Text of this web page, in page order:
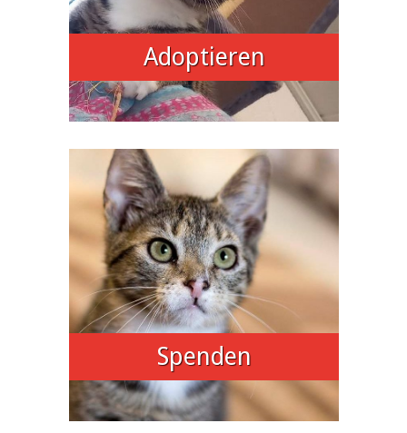
Adoptieren
Spenden